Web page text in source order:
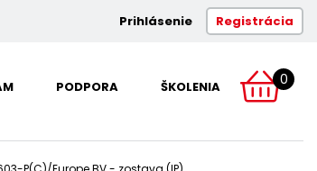
Prihlásenie Registrácia
PODPORA ŠKOLENIA 0